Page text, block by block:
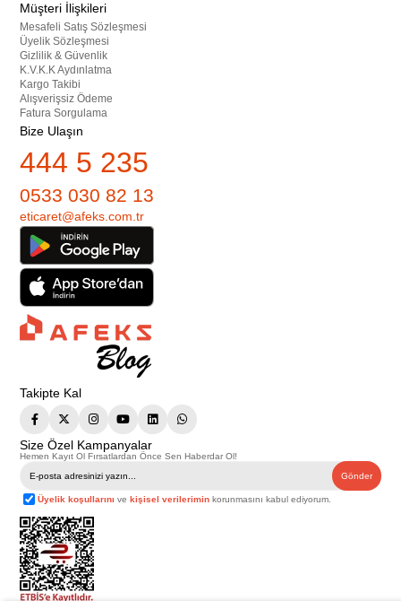
Müşteri İlişkileri
Mesafeli Satış Sözleşmesi
Üyelik Sözleşmesi
Gizlilik & Güvenlik
K.V.K.K Aydınlatma
Kargo Takibi
Alışverişsiz Ödeme
Fatura Sorgulama
Bize Ulaşın
444 5 235
0533 030 82 13
eticaret@afeks.com.tr
Takipte Kal
Size Özel Kampanyalar
Hemen Kayıt Ol Fırsatlardan Önce Sen Haberdar Ol!
Gönder
Üyelik koşullarını vekişisel verilerimin korunmasını kabul ediyorum.